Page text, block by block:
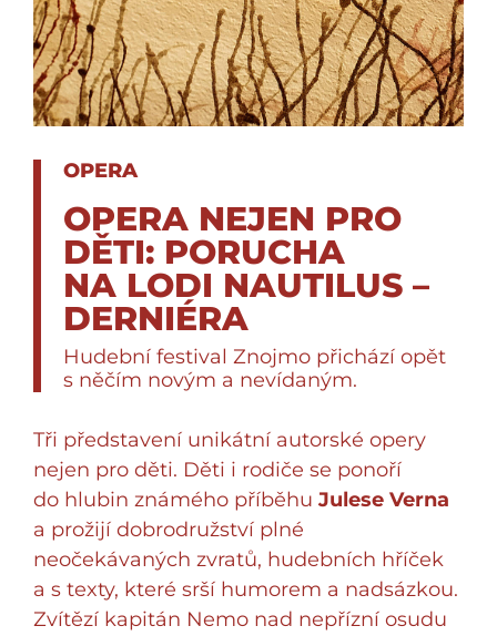
OPERA
OPERA NEJEN PRO
DĚTI: PORUCHA
NA LODI NAUTILUS –
DERNIÉRA
Hudební festival Znojmo přichází opět
s něčím novým a nevídaným.
Tři představení unikátní autorské opery
nejen pro děti. Děti i rodiče se ponoří
do hlubin známého příběhu Julese Verna
a prožijí dobrodružství plné
neočekávaných zvratů, hudebních hříček
a s texty, které srší humorem a nadsázkou.
Zvítězí kapitán Nemo nad nepřízní osudu